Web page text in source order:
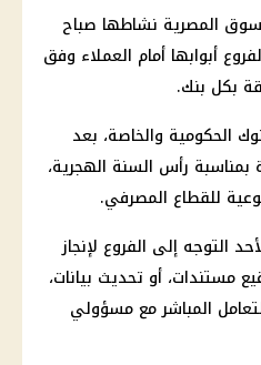
المصرية نشاطها صباح
2026، وتفتح الفروع أبوابها أمام العملاء وفق
بكل بنك.
الحكومية والخاصة، بعد
بمناسبة رأس السنة الهجرية،
للقطاع المصرفي.
التوجه إلى الفروع لإنجاز
مستندات، أو تحديث بيانات،
المباشر مع مسؤولي